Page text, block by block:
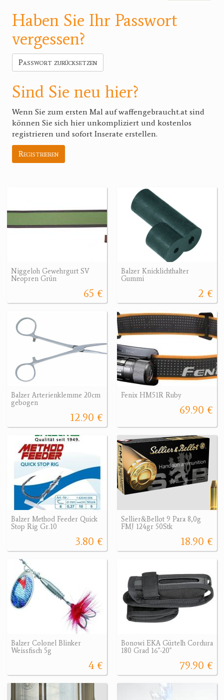
Haben Sie Ihr Passwort
vergessen?
Passwort zurücksetzen
Sind Sie neu hier?
Wenn Sie zum ersten Mal auf waffengebraucht.at sind
können Sie sich hier unkompliziert und kostenlos
registrieren und sofort Inserate erstellen.
Registrieren
Niggeloh Gewehrgurt SV
Neopren Grün
65 €
Balzer Knicklichthalter
Gummi
2 €
Balzer Arterienklemme 20cm
gebogen
12.90 €
Fenix HM51R Ruby
69.90 €
Balzer Method Feeder Quick
Stop Rig Gr.10
3.80 €
Sellier&Bellot 9 Para 8,0g
FMJ 124gr 50Stk
18.90 €
Balzer Colonel Blinker
Weissfisch 5g
4 €
Bonowi EKA Gürtelh Cordura
180 Grad 16"-20"
79.90 €